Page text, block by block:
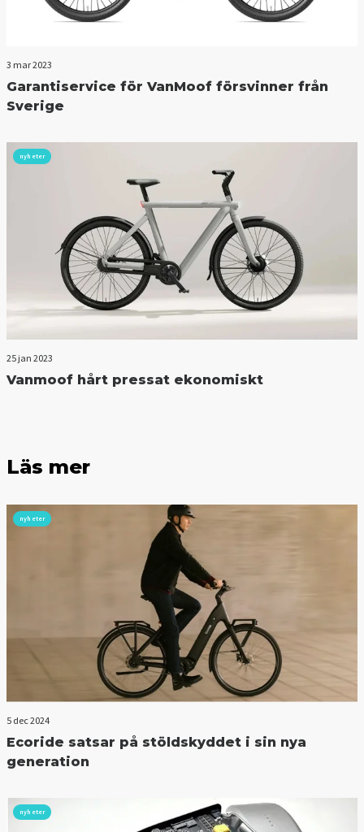
3 mar 2023
Garantiservice för VanMoof försvinner från
Sverige
nyheter
25 jan 2023
Vanmoof hårt pressat ekonomiskt
Läs mer
nyheter
5 dec 2024
Ecoride satsar på stöldskyddet i sin nya
generation
nyheter